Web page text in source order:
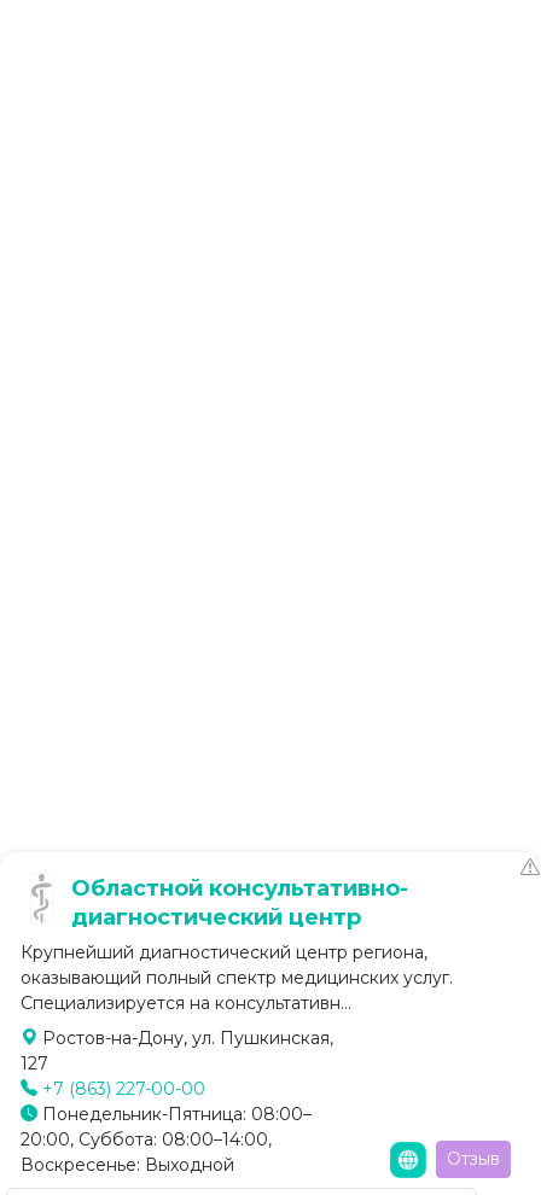
Областной консультативно-
диагностический центр
Крупнейший диагностический центр региона,
оказывающий полный спектр медицинских услуг.
Специализируется на консультативн...
Ростов-на-Дону, ул. Пушкинская,
127
+7 (863) 227-00-00
Понедельник-Пятница: 08:00–
20:00, Суббота: 08:00–14:00,
Воскресенье: Выходной
Отзыв